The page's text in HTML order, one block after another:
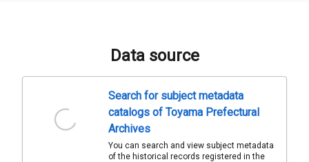
Data source
Search for subject metadata
catalogs of Toyama Prefectural
Archives
You can search and view subject metadata
of the historical records registered in the